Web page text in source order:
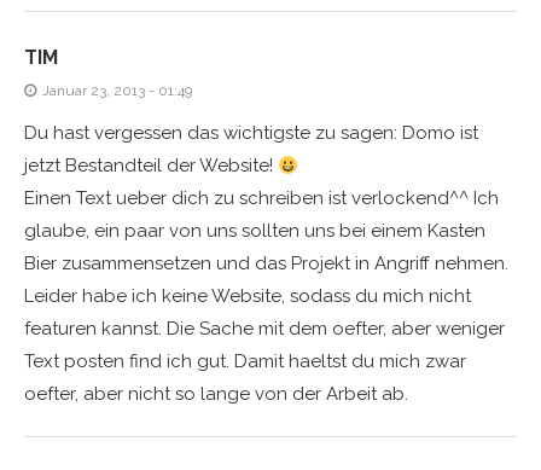
TIM
Januar 23, 2013 - 01:49
Du hast vergessen das wichtigste zu sagen: Domo ist
jetzt Bestandteil der Website!
Einen Text ueber dich zu schreiben ist verlockend^^ Ich
glaube, ein paar von uns sollten uns bei einem Kasten
Bier zusammensetzen und das Projekt in Angriff nehmen.
Leider habe ich keine Website, sodass du mich nicht
featuren kannst. Die Sache mit dem oefter, aber weniger
Text posten find ich gut. Damit haeltst du mich zwar
oefter, aber nicht so lange von der Arbeit ab.